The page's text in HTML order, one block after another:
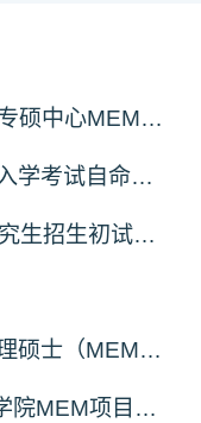
2026北京化工大学经管学院专硕中心MEM拟录取分析解读
关于公布2027年硕士研究生入学考试自命题考试科目考试大纲的通知
关于调整我校2027年硕士研究生招生初试科目的公告
2027年上海海事大学工程管理硕士（MEM）宁波产教融合研究生培养项目
上海交通大学生命科学技术学院MEM项目全新介绍